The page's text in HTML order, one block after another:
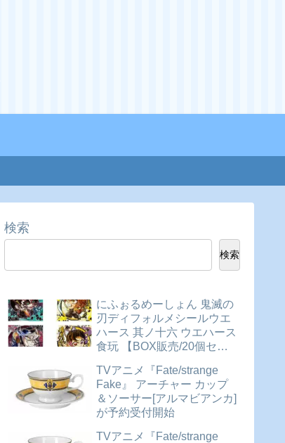
検索
検索
にふぉるめーしょん 鬼滅の
刃ディフォルメシールウエ
ハース 其ノ十六 ウエハース
食玩 【BOX販売/20個セッ
TVアニメ『Fate/strange
Fake』 アーチャー カップ
＆ソーサー[アルマビアンカ]
が予約受付開始
TVアニメ『Fate/strange